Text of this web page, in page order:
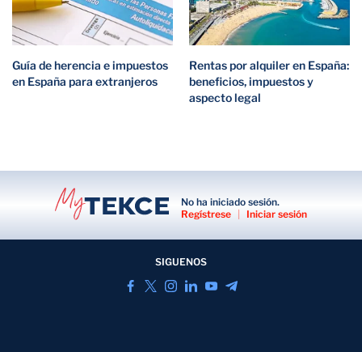
Guía de herencia e impuestos
en España para extranjeros
Rentas por alquiler en España:
beneficios, impuestos y
aspecto legal
No ha iniciado sesión.
Regístrese
Iniciar sesión
SIGUENOS